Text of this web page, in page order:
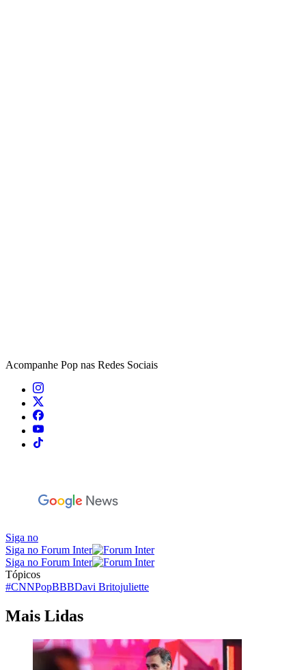
Acompanhe Pop nas Redes Sociais
Siga no
Siga no Forum Inter
Siga no Forum Inter
Tópicos
#CNNPopBBBDavi Britojuliette
Mais Lidas